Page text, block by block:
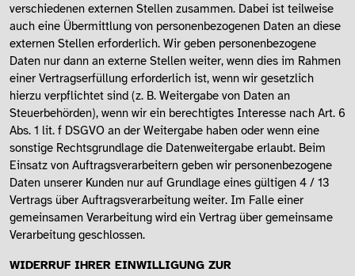
verschiedenen externen Stellen zusammen. Dabei ist teilweise
auch eine Übermittlung von personenbezogenen Daten an diese
externen Stellen erforderlich. Wir geben personenbezogene
Daten nur dann an externe Stellen weiter, wenn dies im Rahmen
einer Vertragserfüllung erforderlich ist, wenn wir gesetzlich
hierzu verpflichtet sind (z. B. Weitergabe von Daten an
Steuerbehörden), wenn wir ein berechtigtes Interesse nach Art. 6
Abs. 1 lit. f DSGVO an der Weitergabe haben oder wenn eine
sonstige Rechtsgrundlage die Datenweitergabe erlaubt. Beim
Einsatz von Auftragsverarbeitern geben wir personenbezogene
Daten unserer Kunden nur auf Grundlage eines gültigen 4 / 13
Vertrags über Auftragsverarbeitung weiter. Im Falle einer
gemeinsamen Verarbeitung wird ein Vertrag über gemeinsame
Verarbeitung geschlossen.
WIDERRUF IHRER EINWILLIGUNG ZUR